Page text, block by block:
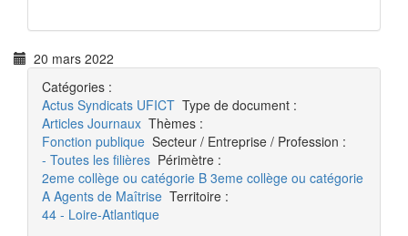
20 mars 2022
Catégories :
Actus Syndicats UFICT Type de document :
Articles Journaux Thèmes :
Fonction publique Secteur / Entreprise / Profession :
- Toutes les filières Périmètre :
2eme collège ou catégorie B 3eme collège ou catégorie
A Agents de Maîtrise Territoire :
44 - Loire-Atlantique